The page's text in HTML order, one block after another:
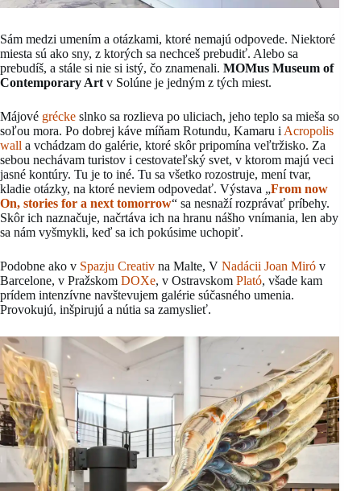
Sám medzi umením a otázkami, ktoré nemajú odpovede. Niektoré
miesta sú ako sny, z ktorých sa nechceš prebudiť. Alebo sa
prebudíš, a stále si nie si istý, čo znamenali. MOMus Museum of
Contemporary Artv Solúne je jedným z tých miest.
Májové grécke slnko sa rozlieva po uliciach, jeho teplo sa mieša so
soľou mora. Po dobrej káve míňam Rotundu, Kamaru iAcropolis
wall a vchádzam do galérie, ktoré skôr pripomína veľtržisko. Za
sebou nechávam turistov i cestovateľský svet, v ktorom majú veci
jasné kontúry. Tu je to iné. Tu sa všetko rozostruje, mení tvar,
kladie otázky, na ktoré neviem odpovedať. Výstava „From now
On, stories for a next tomorrow“ sa nesnaží rozprávať príbehy.
Skôr ich naznačuje, načrtáva ich na hranu nášho vnímania, len aby
sa nám vyšmykli, keď sa ich pokúsime uchopiť.
Podobne ako v Spazju Creativ na Malte, V Nadácii Joan Miró v
Barcelone, v Pražskom DOXe, v Ostravskom Plató, všade kam
prídem intenzívne navštevujem galérie súčasného umenia.
Provokujú, inšpirujú a nútia sa zamyslieť.